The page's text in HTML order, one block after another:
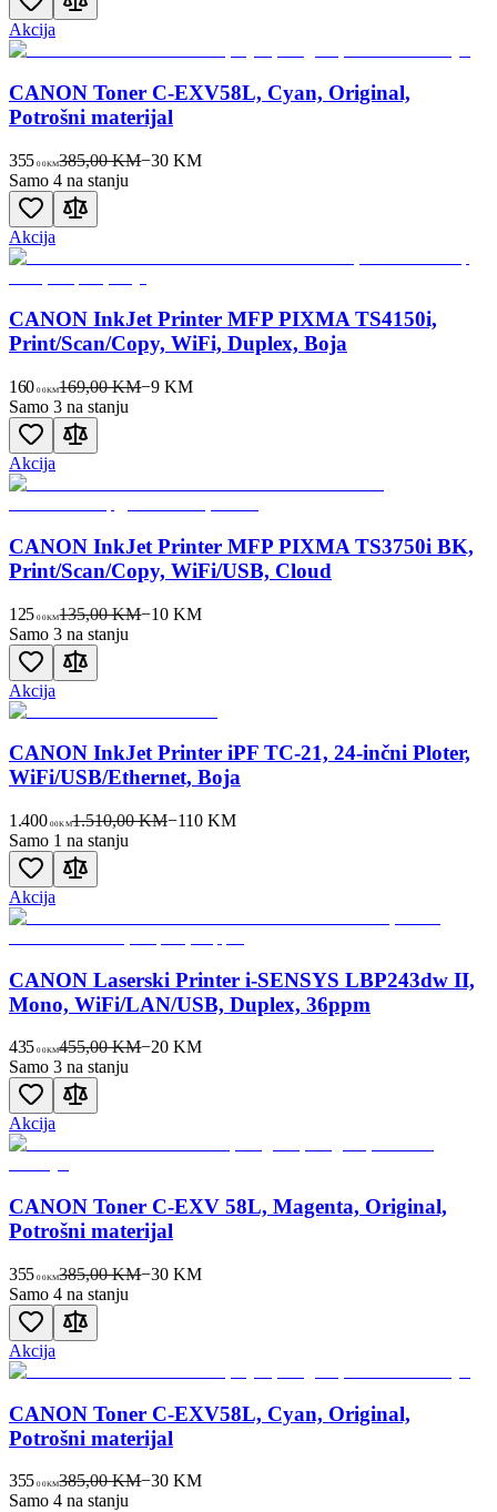
Akcija
CANON Toner C-EXV58L, Cyan, Original,
Potrošni materijal
355 00KM385,00 KM−30 KM
Samo 4 na stanju
Akcija
CANON InkJet Printer MFP PIXMA TS4150i,
Print/Scan/Copy, WiFi, Duplex, Boja
160 00KM169,00 KM−9 KM
Samo 3 na stanju
Akcija
CANON InkJet Printer MFP PIXMA TS3750i BK,
Print/Scan/Copy, WiFi/USB, Cloud
125 00KM135,00 KM−10 KM
Samo 3 na stanju
Akcija
CANON InkJet Printer iPF TC-21, 24-inčni Ploter,
WiFi/USB/Ethernet, Boja
1.400 00KM1.510,00 KM−110KM
Samo 1 na stanju
Akcija
CANON Laserski Printer i-SENSYS LBP243dw II,
Mono, WiFi/LAN/USB, Duplex, 36ppm
435 00KM455,00 KM−20 KM
Samo 3 na stanju
Akcija
CANON Toner C-EXV 58L, Magenta, Original,
Potrošni materijal
355 00KM385,00 KM−30 KM
Samo 4 na stanju
Akcija
CANON Toner C-EXV58L, Cyan, Original,
Potrošni materijal
355 00KM385,00 KM−30 KM
Samo 4 na stanju